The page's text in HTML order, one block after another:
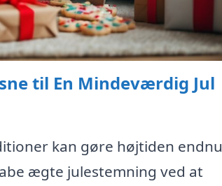
til En Mindeværdig Jul
kan gøre højtiden endnu
ægte julestemning ved at